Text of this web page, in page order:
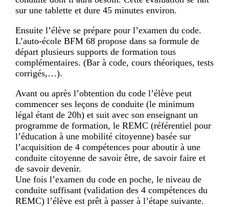
sur une tablette et dure 45 minutes environ.
Ensuite l’élève se prépare pour l’examen du code.
L’auto-école BFM 68 propose dans sa formule de
départ plusieurs supports de formation tous
complémentaires. (Bar à code, cours théoriques, tests
corrigés,…).
Avant ou après l’obtention du code l’élève peut
commencer ses leçons de conduite (le minimum
légal étant de 20h) et suit avec son enseignant un
programme de formation, le REMC (référentiel pour
l’éducation à une mobilité citoyenne) basée sur
l’acquisition de 4 compétences pour aboutir à une
conduite citoyenne de savoir être, de savoir faire et
de savoir devenir.
Une fois l’examen du code en poche, le niveau de
conduite suffisant (validation des 4 compétences du
REMC) l’élève est prêt à passer à l’étape suivante.